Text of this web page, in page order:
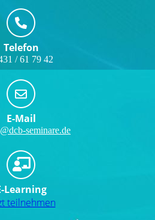
Telefon
/ 61 79 42
E-Mail
seminare.de
Learning
teilnehmen